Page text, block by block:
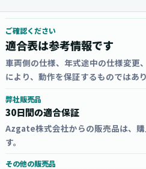
ご確認ください
適合表は参考情報です
車両側の仕様、年式途中の仕様変更
により、動作を保証するものではあり
弊社販売品
30日間の適合保証
Azgate株式会社からの販売品は、
す。
その他の販売品